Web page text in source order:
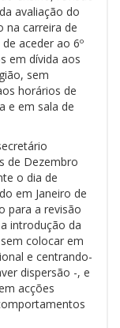
avaliação do
na carreira de
aceder ao 6º
em dívida aos
sem
horários de
e em sala de
de Dezembro
o dia de
em Janeiro de
para a revisão
introdução da
colocar em
e centrando-
dispersão -, e
acções